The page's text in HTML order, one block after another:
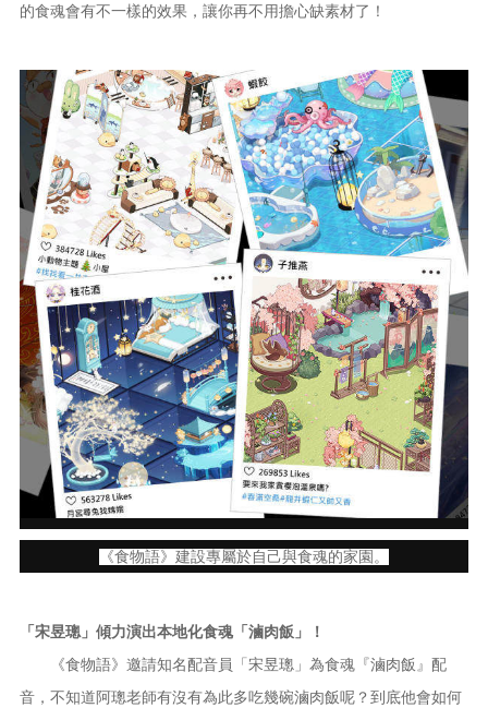
的食魂會有不一樣的效果，讓你再不用擔心缺素材了！
《食物語》建設專屬於自己與食魂的家園。
「宋昱璁」傾力演出本地化食魂「滷肉飯」！
《食物語》邀請知名配音員「宋昱璁」為食魂『滷肉飯』配
音，不知道阿璁老師有沒有為此多吃幾碗滷肉飯呢？到底他會如何